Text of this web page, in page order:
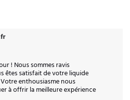
! Nous sommes ravis
êtes satisfait de votre liquide
enthousiasme nous
à offrir la meilleure expérience